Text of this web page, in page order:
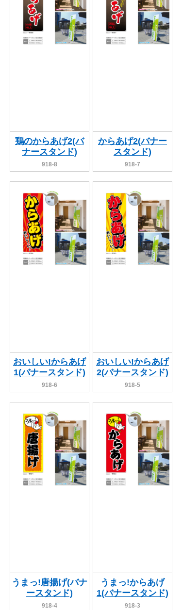
鶏のからあげ2(バ
ナースタンド)
918-8
からあげ2(バナー
スタンド)
918-7
おいしい!からあげ
1(バナースタンド)
918-6
おいしい!からあげ
2(バナースタンド)
918-5
うまっ!唐揚げ(バナ
ースタンド)
918-4
うまっ!からあげ
1(バナースタンド)
918-3